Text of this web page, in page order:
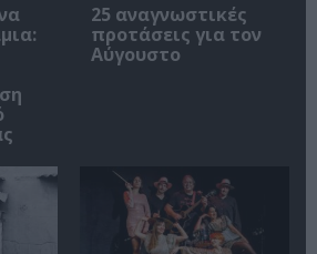
25 αναγνωστικές
προτάσεις για τον
Αύγουστο